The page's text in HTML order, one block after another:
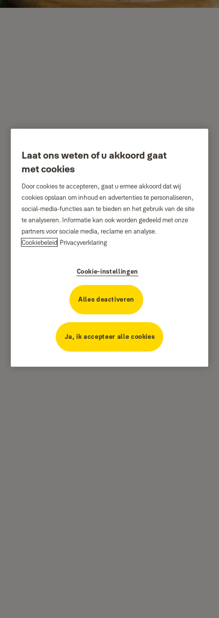
Laat ons weten of u akkoord gaat
met cookies
Door cookies te accepteren, gaat u ermee akkoord dat wij
cookies opslaan om inhoud en advertenties te personaliseren,
social-media-functies aan te bieden en het gebruik van de site
te analyseren. Informatie kan ook worden gedeeld met onze
partners voor sociale media, reclame en analyse.
Cookiebeleid Privacyverklaring
Cookie-instellingen
Alles deactiveren
Ja, ik accepteer alle cookies